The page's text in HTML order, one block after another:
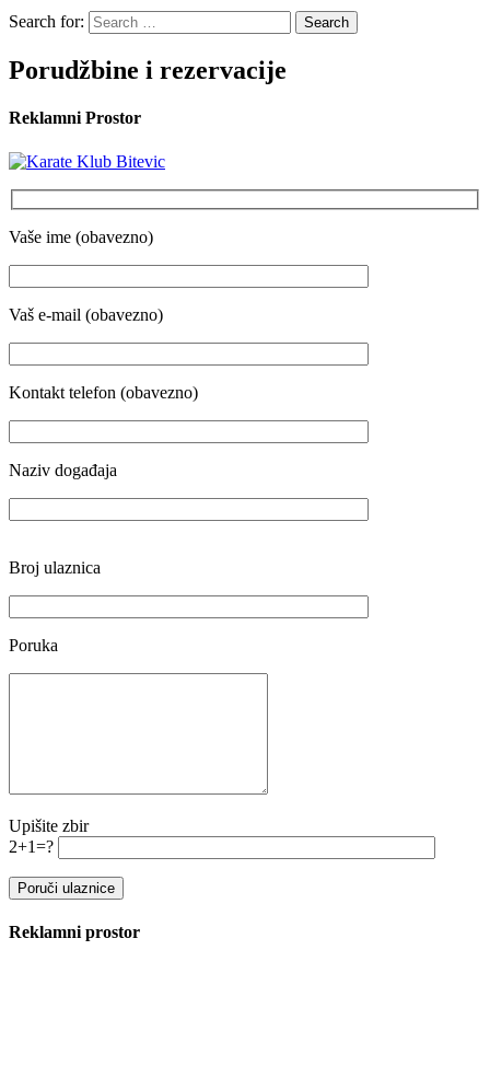
Search for:
Porudžbine i rezervacije
Reklamni Prostor
Vaše ime (obavezno)
Vaš e-mail (obavezno)
Kontakt telefon (obavezno)
Naziv događaja
Broj ulaznica
Poruka
Upišite zbir
2+1=?
Reklamni prostor